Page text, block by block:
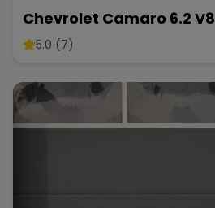
Chevrolet Camaro 6.2 V8
Customkingz
5.0 (7)